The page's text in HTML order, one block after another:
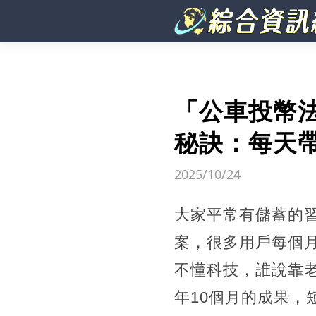
「公車投幣
秘訣：每天
2025/10/24
大家平常有儲蓄的
案，很多用戶每個
不懂科技，誰說靠
年10個月的成果，